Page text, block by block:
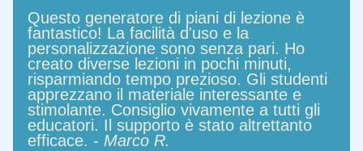
Questo generatore di piani di lezione è
fantastico! La facilità d'uso e la
personalizzazione sono senza pari. Ho
creato diverse lezioni in pochi minuti,
risparmiando tempo prezioso. Gli studenti
apprezzano il materiale interessante e
stimolante. Consiglio vivamente a tutti gli
educatori. Il supporto è stato altrettanto
efficace. - Marco R.